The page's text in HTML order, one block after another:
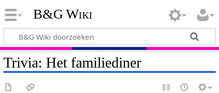
B&G Wiki
Trivia: Het familiediner